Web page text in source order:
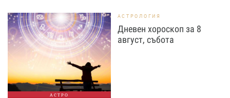
АСТРО
АСТРОЛОГИЯ
Дневен хороскоп за 8
август, събота